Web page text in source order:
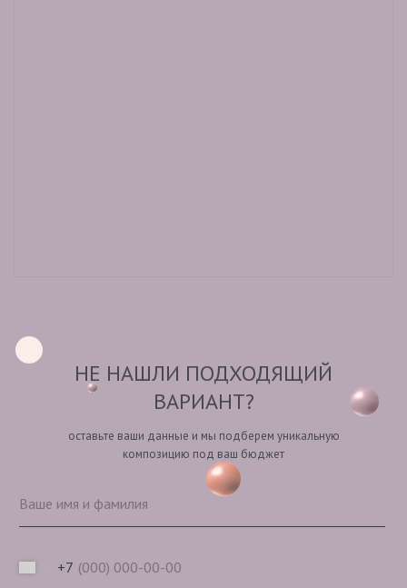
+7
оставьте ваши данные и мы подберем уникальную
композицию под ваш бюджет
НЕ НАШЛИ ПОДХОДЯЩИЙ
ВАРИАНТ?